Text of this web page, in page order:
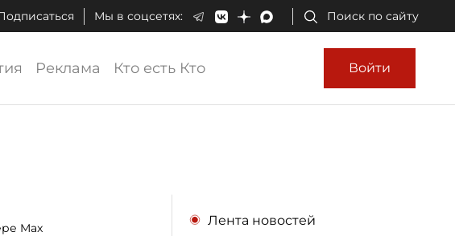
Мы в соцсетях: Поиск по сайту
Реклама Кто есть Кто Войти
Max Лента новостей